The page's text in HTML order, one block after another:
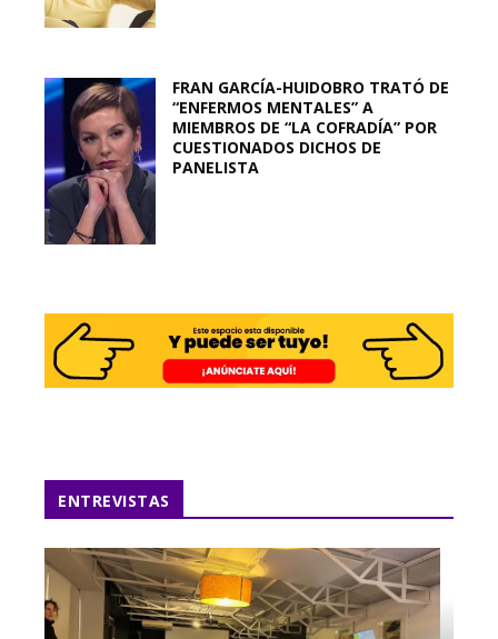
FRAN GARCÍA-HUIDOBRO TRATÓ DE
“ENFERMOS MENTALES” A
MIEMBROS DE “LA COFRADÍA” POR
CUESTIONADOS DICHOS DE
PANELISTA
ENTREVISTAS